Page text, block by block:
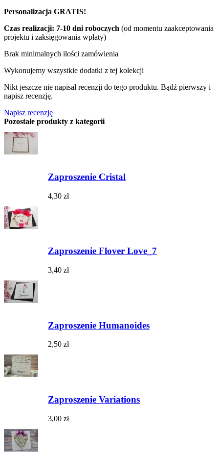
Personalizacja GRATIS!
Czas realizacji: 7-10 dni roboczych (od momentu zaakceptowania
projektu i zaksięgowania wpłaty)
Brak minimalnych ilości zamówienia
Wykonujemy wszystkie dodatki z tej kolekcji
Nikt jeszcze nie napisał recenzji do tego produktu. Bądź pierwszy i
napisz recenzję.
Napisz recenzję
Pozostałe produkty z kategorii
Zaproszenie Cristal
4,30 zł
Zaproszenie Flover Love_7
3,40 zł
Zaproszenie Humanoides
2,50 zł
Zaproszenie Variations
3,00 zł